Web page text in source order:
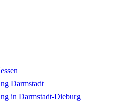
Darmstadt
in Darmstadt-Dieburg